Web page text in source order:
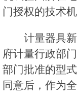
门授权的技术机
计量器具
府计量行政部
部门批准的型
同意后，作为